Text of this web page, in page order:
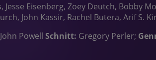
Eisenberg, Zoey Deutch, Bobby
John Kassir, Rachel Butera, Arif S.
John Powell Schnitt: Gregory Perler;